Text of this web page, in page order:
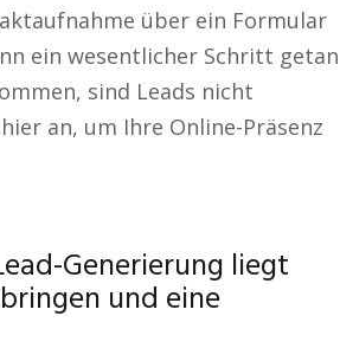
über ein Formular
ein wesentlicher Schritt getan
sind Leads nicht
an, um Ihre Online-Präsenz
Generierung liegt
und eine